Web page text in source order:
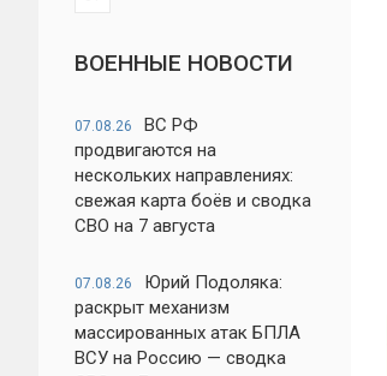
ВОЕННЫЕ НОВОСТИ
07.08.26
ВС РФ
продвигаются на
нескольких направлениях:
свежая карта боёв и сводка
СВО на 7 августа
07.08.26
Юрий Подоляка:
раскрыт механизм
массированных атак БПЛА
ВСУ на Россию — сводка